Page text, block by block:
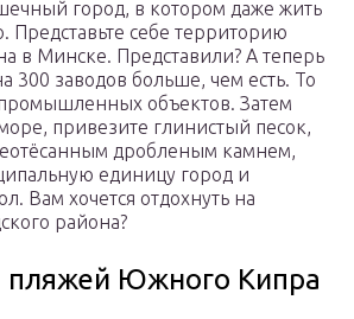
город, в котором даже жить
Представьте себе территорию
в Минске. Представили? А теперь
300 заводов больше, чем есть. То
объектов. Затем
привезите глинистый песок,
дробленым камнем,
единицу город и
Вам хочется отдохнуть на
района?
Южного Кипра